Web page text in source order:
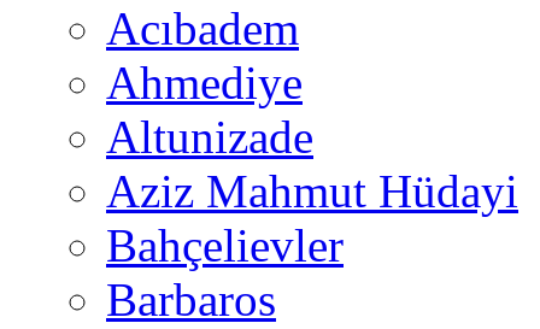
Acıbadem
Ahmediye
Altunizade
Aziz Mahmut Hüdayi
Bahçelievler
Barbaros